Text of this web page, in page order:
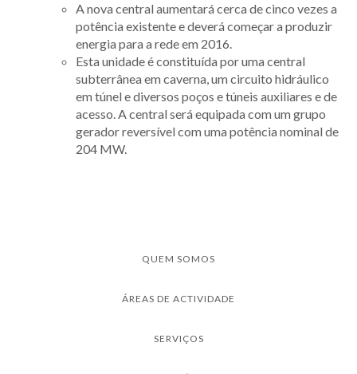
A nova central aumentará cerca de cinco vezes a
potência existente e deverá começar a produzir
energia para a rede em 2016.
Esta unidade é constituída por uma central
subterrânea em caverna, um circuito hidráulico
em túnel e diversos poços e túneis auxiliares e de
acesso. A central será equipada com um grupo
gerador reversível com uma potência nominal de
204 MW.
QUEM SOMOS
ÁREAS DE ACTIVIDADE
SERVIÇOS